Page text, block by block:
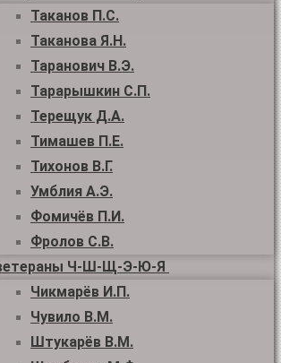
Таканов П.С.
Таканова Я.Н.
Таранович В.Э.
Тарарышкин С.П.
Терещук Д.А.
Тимашев П.Е.
Тихонов В.Г.
Умблия А.Э.
Фомичёв П.И.
Фролов С.В.
Ч-Ш-Щ-Э-Ю-Я
Чикмарёв И.П.
Чувило В.М.
Штукарёв В.М.